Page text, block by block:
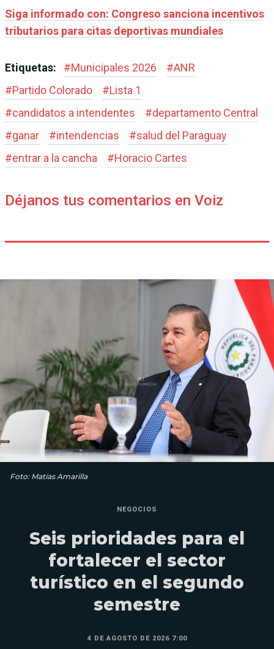
Siga informado con: Congreso sanciona incentivos
tributarios para citas deportivas mundiales
Etiquetas: #Municipales 2026 #ANR
#Partido Colorado #Lista 1
#candidatos a intendentes #departamento Central
#ganar #intendencias #salud del Paraguay
#entrar a la cancha #Horacio Cartes
Déjanos tus comentarios en Voiz
Foto: Matías Amarilla
NEGOCIOS
Seis prioridades para el
fortalecer el sector
turístico en el segundo
semestre
4 DE AGOSTO DE 2026 7:00